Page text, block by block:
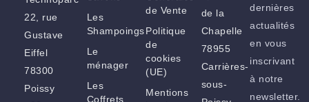
22, rue
Gustave
Eiffel
78300
Poissy
Les
Shampoings
Le
ménager
Les
Coffrets
de Vente
Politique
de
cookies
(UE)
Mentions
de la
Chapelle
78955
Carrières-
sous-
dernières
actualités
en vous
inscrivant
à notre
newsletter.